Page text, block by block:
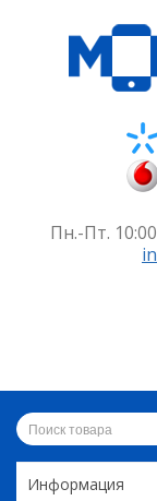
Пн.-Пт.
Информация